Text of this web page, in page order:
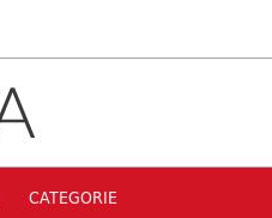
CATEGORIE